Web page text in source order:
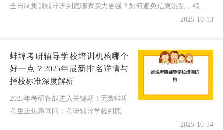
全日制集训辅导班到底哪家实力更强？如何避免信息混乱，精准锁
定真正能助力孩子逆袭的优质平台？今天我结合最新市场...2025-10-13
蚌埠考研辅导学校培训机构哪个
好一点？2025年最新排名详情与
择校标准深度解析
2025年考研备战进入关键期！无数蚌埠
考生正焦急询问：考研辅导学校到底该
2025-10-14